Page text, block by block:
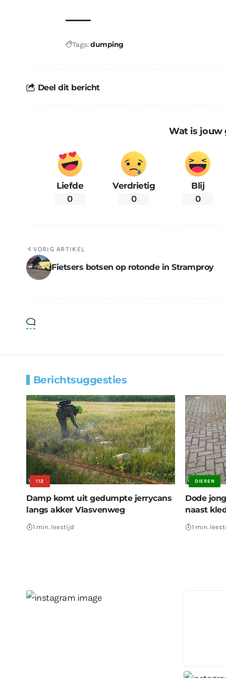
Tags:dumping
Deel dit bericht
Wat is jouw
Liefde
0
Verdrietig
0
Blij
0
VORIG ARTIKEL
Fietsers botsen op rotonde in Stramproy
Berichtsuggesties
112
Damp komt uit gedumpte jerrycans
langs akker Vlasvenweg
1 min. leestijd
DIEREN
Dode
naast
1 min.